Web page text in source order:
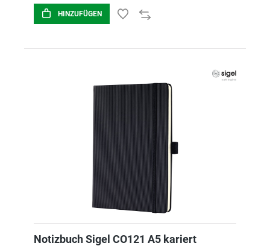
HINZUFÜGEN
Notizbuch Sigel CO121 A5 kariert